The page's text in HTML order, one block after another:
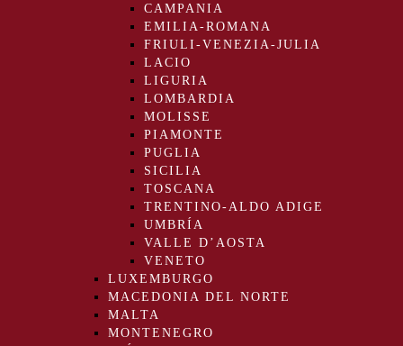
CAMPANIA
EMILIA-ROMANA
FRIULI-VENEZIA-JULIA
LACIO
LIGURIA
LOMBARDIA
MOLISSE
PIAMONTE
PUGLIA
SICILIA
TOSCANA
TRENTINO-ALDO ADIGE
UMBRÍA
VALLE D’AOSTA
VENETO
LUXEMBURGO
MACEDONIA DEL NORTE
MALTA
MONTENEGRO